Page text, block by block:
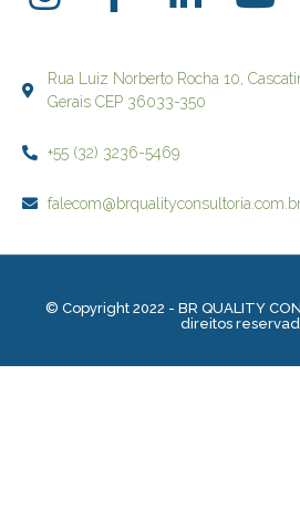
Rua Luiz Norberto Rocha 10,
Gerais CEP 36033-350
+55 (32) 3236-5469
© Copyright 2022 - BR QUALITY
direitos